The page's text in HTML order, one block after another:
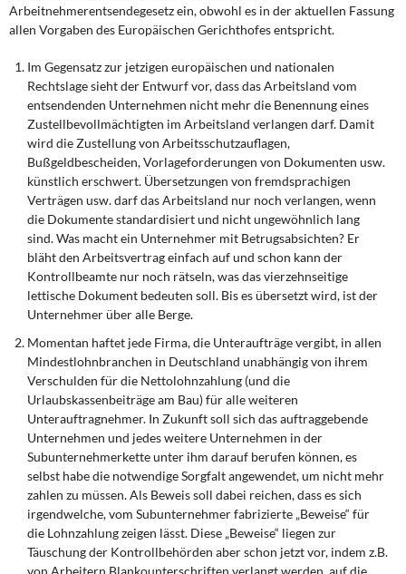
Arbeitnehmerentsendegesetz ein, obwohl es in der aktuellen Fassung
allen Vorgaben des Europäischen Gerichthofes entspricht.
Im Gegensatz zur jetzigen europäischen und nationalen
Rechtslage sieht der Entwurf vor, dass das Arbeitsland vom
entsendenden Unternehmen nicht mehr die Benennung eines
Zustellbevollmächtigten im Arbeitsland verlangen darf. Damit
wird die Zustellung von Arbeitsschutzauflagen,
Bußgeldbescheiden, Vorlageforderungen von Dokumenten usw.
künstlich erschwert. Übersetzungen von fremdsprachigen
Verträgen usw. darf das Arbeitsland nur noch verlangen, wenn
die Dokumente standardisiert und nicht ungewöhnlich lang
sind. Was macht ein Unternehmer mit Betrugsabsichten? Er
bläht den Arbeitsvertrag einfach auf und schon kann der
Kontrollbeamte nur noch rätseln, was das vierzehnseitige
lettische Dokument bedeuten soll. Bis es übersetzt wird, ist der
Unternehmer über alle Berge.
Momentan haftet jede Firma, die Unteraufträge vergibt, in allen
Mindestlohnbranchen in Deutschland unabhängig von ihrem
Verschulden für die Nettolohnzahlung (und die
Urlaubskassenbeiträge am Bau) für alle weiteren
Unterauftragnehmer. In Zukunft soll sich das auftraggebende
Unternehmen und jedes weitere Unternehmen in der
Subunternehmerkette unter ihm darauf berufen können, es
selbst habe die notwendige Sorgfalt angewendet, um nicht mehr
zahlen zu müssen. Als Beweis soll dabei reichen, dass es sich
irgendwelche, vom Subunternehmer fabrizierte „Beweise“ für
die Lohnzahlung zeigen lässt. Diese „Beweise“ liegen zur
Täuschung der Kontrollbehörden aber schon jetzt vor, indem z.B.
von Arbeitern Blankounterschriften verlangt werden, auf die